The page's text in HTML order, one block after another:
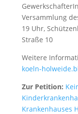
Versammlung
19 Uhr,
Straße 10
Weitere
koeln-
Zur Petition:
Krankenhauses